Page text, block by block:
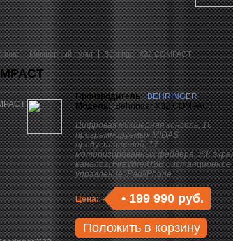
Микшерный пульт Behringer X32 COMPACT
Производитель: BEHRINGER
Модель:Behringer X32 COMPACT
Цифровая микшерная консоль, 16
программируемых MIDAS
предусилителей, 17
моторизированных фейдера, ЖК
каналов, FireWire/USB дистанционное
управление iPad/iPhone.
Цена: • 199 990 руб.
Положить в корзину